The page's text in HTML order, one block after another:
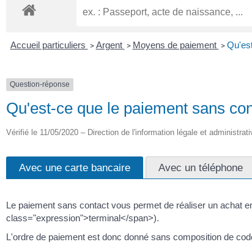
Accueil particuliers > Argent > Moyens de paiement >
Question-réponse
Qu'est-ce que le paiement sans
Vérifié le 11/05/2020 – Direction de l'information légale et
Avec une carte bancaire Avec un téléphone
Le paiement sans contact vous permet de réaliser un achat
class="expression">terminal</span>).
L'ordre de paiement est donc donné sans composition de